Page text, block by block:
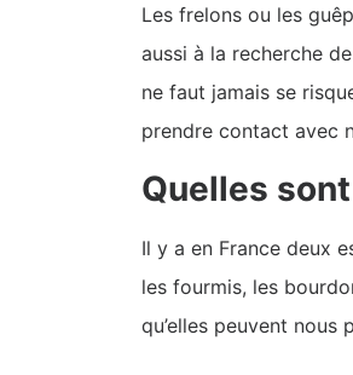
Les frelons ou les
aussi à la recherche
ne faut jamais se
prendre contact avec
Quelles
Il y a en France deux
les fourmis, les
qu’elles peuvent